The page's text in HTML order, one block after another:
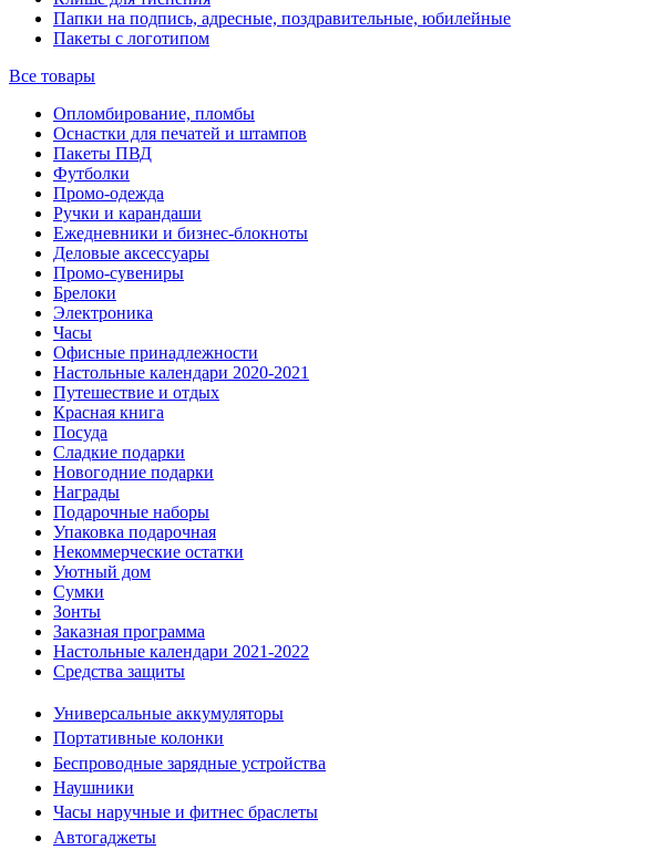
Папки на подпись, адресные, поздравительные, юбилейные
Пакеты с логотипом
Все товары
Опломбирование, пломбы
Оснастки для печатей и штампов
Пакеты ПВД
Футболки
Промо-одежда
Ручки и карандаши
Ежедневники и бизнес-блокноты
Деловые аксессуары
Промо-сувениры
Брелоки
Электроника
Часы
Офисные принадлежности
Настольные календари 2020-2021
Путешествие и отдых
Красная книга
Посуда
Сладкие подарки
Новогодние подарки
Награды
Подарочные наборы
Упаковка подарочная
Некоммерческие остатки
Уютный дом
Сумки
Зонты
Заказная программа
Настольные календари 2021-2022
Средства защиты
Универсальные аккумуляторы
Портативные колонки
Беспроводные зарядные устройства
Наушники
Часы наручные и фитнес браслеты
Автогаджеты